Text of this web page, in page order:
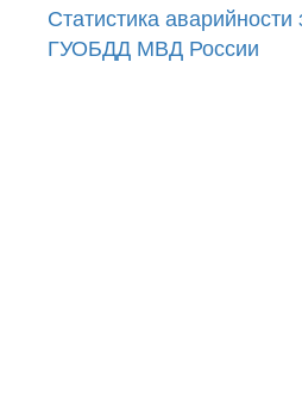
Статистика
ГУОБДД МВД России